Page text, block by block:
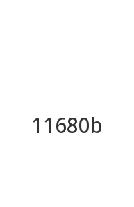
11680b